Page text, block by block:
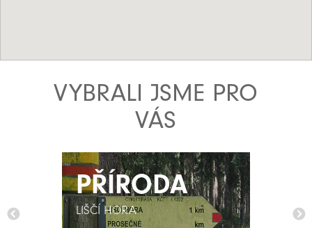
VYBRALI JSME PRO
VÁS
PŘÍRODA
LIŠČÍ HORA
PŘÍRODA
LIŠČÍ HORA